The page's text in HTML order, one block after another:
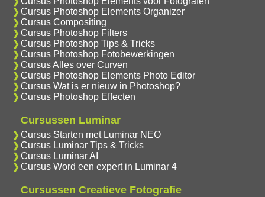
Cursus Photoshop Elements Organizer
Cursus Compositing
Cursus Photoshop Filters
Cursus Photoshop Tips & Tricks
Cursus Photoshop Fotobewerkingen
Cursus Alles over Curven
Cursus Photoshop Elements Photo Editor
Cursus Wat is er nieuw in Photoshop?
Cursus Photoshop Effecten
Cursussen Luminar
Cursus Starten met Luminar NEO
Cursus Luminar Tips & Tricks
Cursus Luminar AI
Cursus Word een expert in Luminar 4
Cursussen Creatieve Fotografie